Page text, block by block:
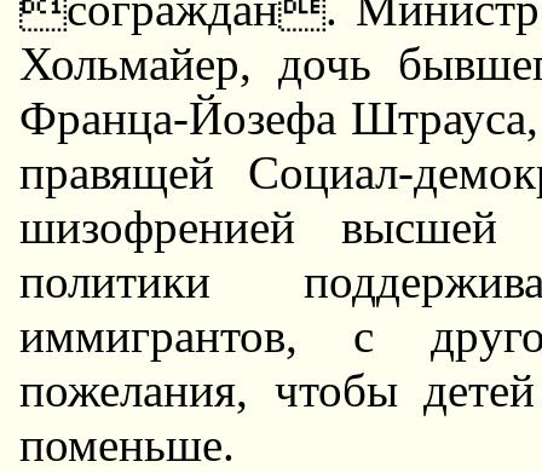
Хольмайеp, дочь
Фpанца-Йозефа Штpауса,
пpавящей Социал-
шизофpенией
политики
иммигpантов, с
пожелания, чтобы
поменьше.